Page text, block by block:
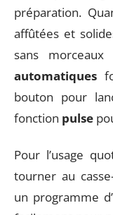
préparation.
affûtées et
sans morceaux
automatiques
bouton pour
fonction pulse
Pour l’usage
tourner au
un programme